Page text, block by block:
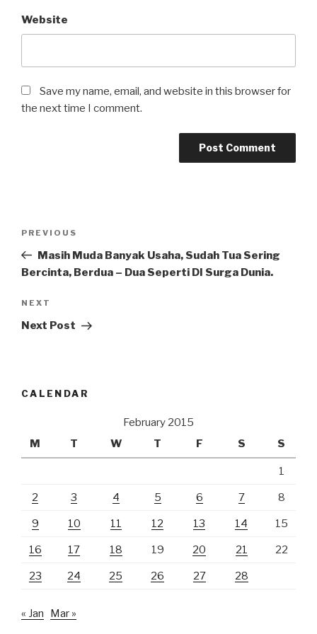
Website
Save my name, email, and website in this browser for
the next time I comment.
Previous
Post
PREVIOUS
Masih Muda Banyak Usaha, Sudah Tua Sering
Bercinta, Berdua – Dua Seperti DI Surga Dunia.
Next
Post
NEXT
Next Post
CALENDAR
February 2015
M
T W T F S S
1
2 3 4 5 6 7 8
9 10 11 12 13 14 15
16 17 18 19 20 21 22
23 24 25 26 27 28
« Jan Mar »